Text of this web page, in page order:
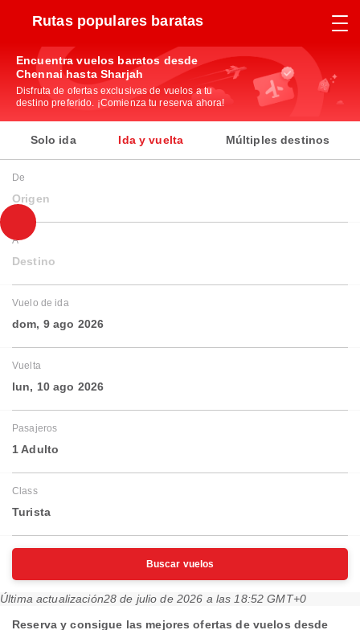
Rutas populares baratas
Encuentra vuelos baratos desde
Chennai hasta Sharjah
Disfruta de ofertas exclusivas de vuelos a tu
destino preferido. ¡Comienza tu reserva ahora!
Solo ida Ida y vuelta Múltiples destinos
De
Origen
A
Destino
Vuelo de ida
dom, 9 ago 2026
Vuelta
lun, 10 ago 2026
Pasajeros
1 Adulto
Class
Turista
Buscar vuelos
Última actualización28 de julio de 2026 a las 18:52 GMT+0
Reserva y consigue las mejores ofertas de vuelos desde